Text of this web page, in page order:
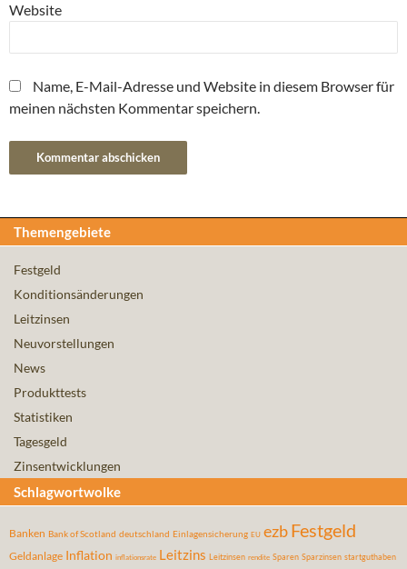
Website
Name, E-Mail-Adresse und Website in diesem Browser für
meinen nächsten Kommentar speichern.
Themengebiete
Festgeld
Konditionsänderungen
Leitzinsen
Neuvorstellungen
News
Produkttests
Statistiken
Tagesgeld
Zinsentwicklungen
Schlagwortwolke
Banken Bank of Scotland deutschland Einlagensicherung EU ezbFestgeld
Geldanlage Inflation inflationsrate Leitzins Leitzinsen rendite Sparen Sparzinsen startguthaben